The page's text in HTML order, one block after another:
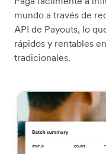
mundo a través de
API de Payouts, lo
rápidos y rentables
tradicionales.